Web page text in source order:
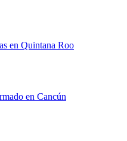
en Quintana Roo
en Cancún